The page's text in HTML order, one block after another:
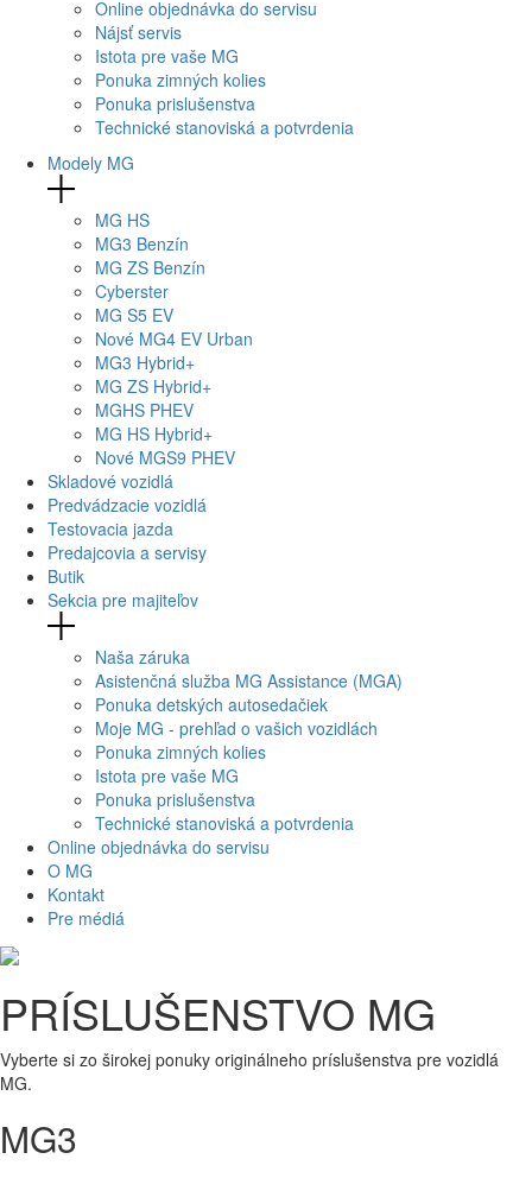
Online objednávka do servisu
Nájsť servis
Istota pre vaše MG
Ponuka zimných kolies
Ponuka prislušenstva
Technické stanoviská a potvrdenia
Modely MG
MG HS
MG3 Benzín
MG ZS Benzín
Cyberster
MG S5 EV
Nové MG4 EV Urban
MG3 Hybrid+
MG ZS Hybrid+
MGHS PHEV
MG HS Hybrid+
Nové MGS9 PHEV
Skladové vozidlá
Predvádzacie vozidlá
Testovacia jazda
Predajcovia a servisy
Butik
Sekcia pre majiteľov
Naša záruka
Asistenčná služba MG Assistance (MGA)
Ponuka detských autosedačiek
Moje MG - prehľad o vašich vozidlách
Ponuka zimných kolies
Istota pre vaše MG
Ponuka prislušenstva
Technické stanoviská a potvrdenia
Online objednávka do servisu
O MG
Kontakt
Pre médiá
PRÍSLUŠENSTVO MG
Vyberte si zo širokej ponuky originálneho príslušenstva pre vozidlá
MG.
MG3